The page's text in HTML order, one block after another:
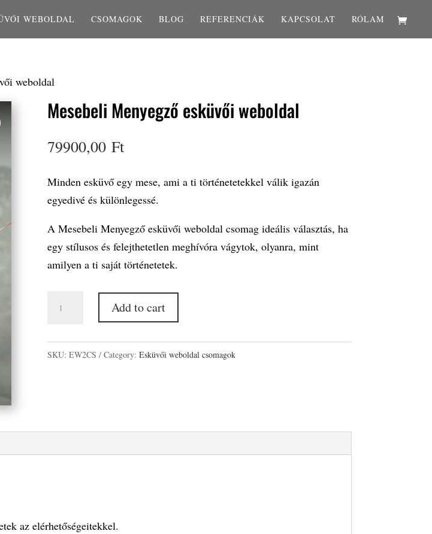
WEBOLDAL CSOMAGOK BLOG REFERENCIÁK KAPCSOLAT RÓLAM
weboldal
Mesebeli Menyegző esküvői weboldal
79900,00 Ft
Minden esküvő egy mese, ami a ti történetetekkel válik igazán
egyedivé és különlegessé.
A Mesebeli Menyegző esküvői weboldal csomag ideális választás, ha
egy stílusos és felejthetetlen meghívóra vágytok, olyanra, mint
amilyen a ti saját történetetek.
weboldal
Add to cart
SKU: EW2CS Category: Esküvői weboldal csomagok
az elérhetőségeitekkel.